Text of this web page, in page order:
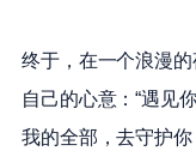
终于，在一个浪漫
自己的心意：“遇见
我的全部，去守护